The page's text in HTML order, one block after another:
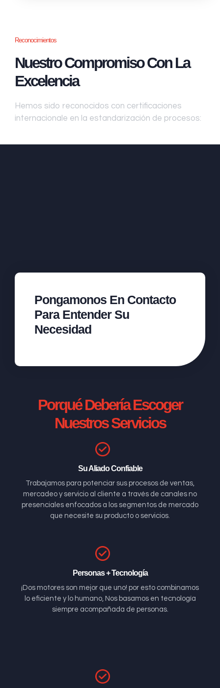
Reconocimientos
Nuestro Compromiso Con La
Excelencia
Hemos sido reconocidos con certificaciones
internacionale en la estandarización de procesos:
Pongamonos En Contacto
Para Entender Su
Necesidad
Porqué Debería Escoger
Nuestros Servicios
Su Aliado Confiable
Trabajamos para potenciar sus procesos de ventas,
mercadeo y servicio al cliente a través de canales no
presenciales enfocados a los segmentos de mercado
que necesite su producto o servicios.
Personas + Tecnología
¡Dos motores son mejor que uno! por esto combinamos
lo eficiente y lo humano, Nos basamos en tecnología
siempre acompañada de personas.